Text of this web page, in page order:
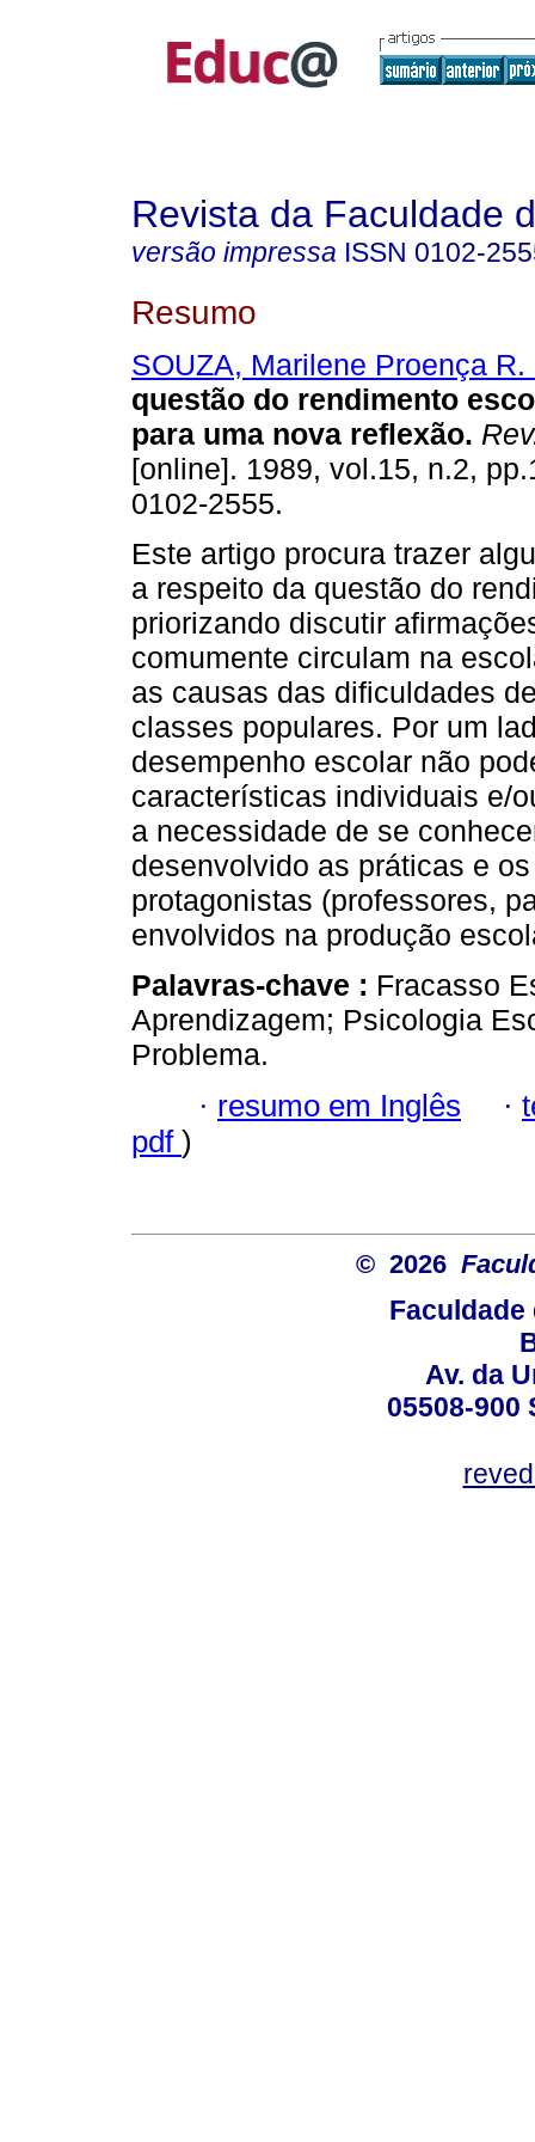
Revista da Faculdade
versão impressa ISSN 0102-
Resumo
SOUZA, Marilene Proença R.
questão do rendimento
para uma nova reflexão.
[online]. 1989, vol.15, n.2,
0102-2555.
Este artigo procura trazer
a respeito da questão do
priorizando discutir
comumente circulam na
as causas das dificuldades
classes populares. Por um
desempenho escolar não
características individuais e/
a necessidade de se
desenvolvido as práticas e
protagonistas (professores,
envolvidos na produção
Palavras-chave : Fracasso
Aprendizagem; Psicologia
Problema.
· resumo em Inglês ·
pdf )
© 2026
Faculdade
Av. da
05508-900